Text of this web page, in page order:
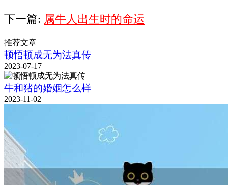
下一篇: 属牛人出生时的命运
推荐文章
顿悟顿成无为法真传
2023-07-17
牛和猪的婚姻怎么样
2023-11-02